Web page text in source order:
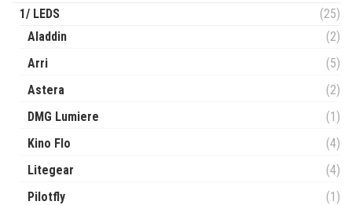
1/ LEDS
(25)
Aladdin
(2)
Arri
(5)
Astera
(2)
DMG Lumiere
(1)
Kino Flo
(4)
Litegear
(4)
Pilotfly
(1)